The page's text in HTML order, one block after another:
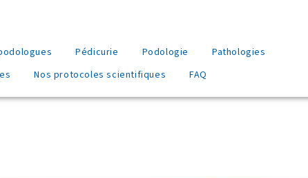
Pédicurie Podologie
Pathologies
Nos protocoles scientifiques FAQ